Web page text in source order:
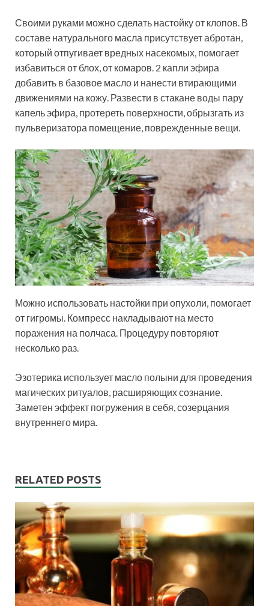
Своими руками можно сделать настойку от клопов. В
составе натурального масла присутствует абротан,
который отпугивает вредных насекомых, помогает
избавиться от блох, от комаров. 2 капли эфира
добавить в базовое масло и нанести втирающими
движениями на кожу. Развести в стакане воды пару
капель эфира, протереть поверхности, обрызгать из
пульверизатора помещение, поврежденные вещи.
Можно использовать настойки при опухоли, помогает
от гигромы. Компресс накладывают на место
поражения на полчаса. Процедуру повторяют
несколько раз.
Эзотерика использует масло полыни для проведения
магических ритуалов, расширяющих сознание.
Заметен эффект погружения в себя, созерцания
внутреннего мира.
RELATED POSTS